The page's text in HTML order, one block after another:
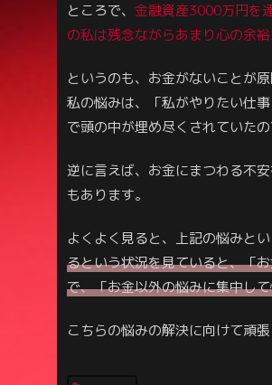
ところで、 金融資産3000万円を
の私は残念ながらあまり心の余
というのも、お金がないことが
私の悩みは、「私がやりたい仕
で頭の中が埋め尽くされていたの
逆に言えば、お金にまつわる不
もあります。
よくよく見ると、上記の悩みと
るという状況を見ていると、「
で、「お金以外の悩みに集中し
こちらの悩みの解決に向けて頑